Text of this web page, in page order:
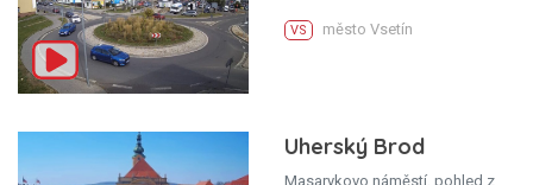
VS město Vsetín
Uherský Brod
Masarykovo náměstí, pohled z